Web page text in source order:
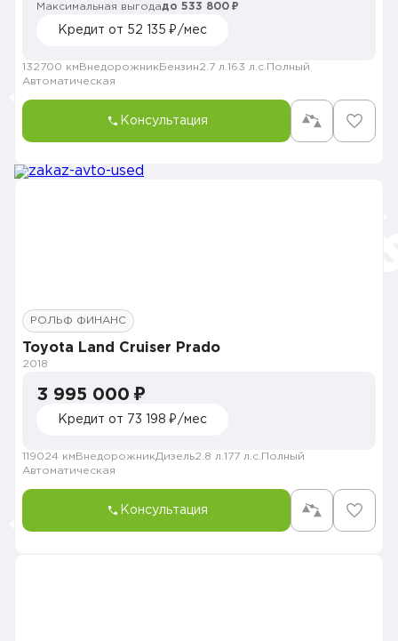
Максимальная выгодадо 533 800 ₽
Кредит от 52 135 ₽/мес
132700 км Внедорожник Бензин2.7 л. 163 л.с. Полный
Автоматическая
Консультация
РОЛЬФ ФИНАНС
Toyota Land Cruiser Prado
2018
3 995 000 ₽
Кредит от 73 198 ₽/мес
119024 км ВнедорожникДизель2.8 л. 177 л.с. Полный
Автоматическая
Консультация